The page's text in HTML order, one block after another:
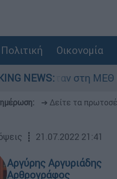
Πολιτική Οικονομία
NEWS:
στη ΜΕΘ Νεογνών
➔ Δείτε τα
┋ 21.07.2022 21:41
Αργύρης Αργυριάδης
Αρθρογράφος